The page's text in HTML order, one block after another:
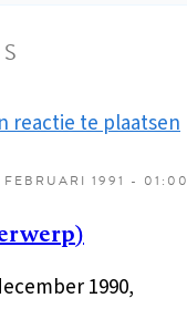
reactie te plaatsen
FEBRUARI 1991 - 01:00
1990,